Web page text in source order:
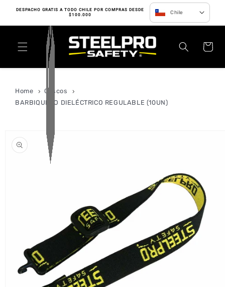
Ir directamente
DESPACHO GRATIS A TODO CHILE POR COMPRAS DESDE
$100.000
Chile
Carrito
Home
Cascos
BARBIQUEJO DIELÉCTRICO REGULABLE (10UN)
información
del producto